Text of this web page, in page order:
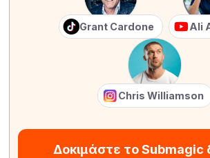
Grant Cardone Ali
Chris Williamson
Δοκιμάστε το